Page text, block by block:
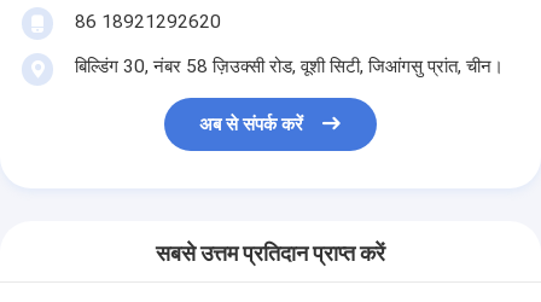
86 18921292620
बिल्डिंग 30, नंबर 58 ज़िउक्सी रोड, वूशी सिटी, जिआंगसु प्रांत, चीन।
अब से संपर्क करें
सबसे उत्तम प्रतिदान प्राप्त करें